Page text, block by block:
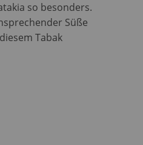
so besonders.
Süße
Tabak